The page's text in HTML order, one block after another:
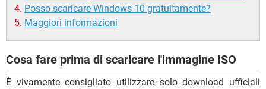
Posso scaricare Windows 10 gratuitamente?
Maggiori informazioni
Cosa fare prima di scaricare l'immagine ISO
È vivamente consigliato utilizzare solo download ufficiali